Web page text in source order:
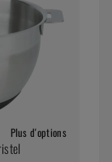
Plus d'options